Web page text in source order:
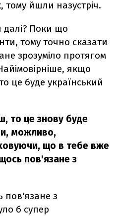
тому йшли назустріч.
Поки що
тому точно сказати
зрозуміло протягом
якщо
це буде український
то це знову буде
можливо,
що в тебе вже
пов'язане з
пов'язане з
б супер